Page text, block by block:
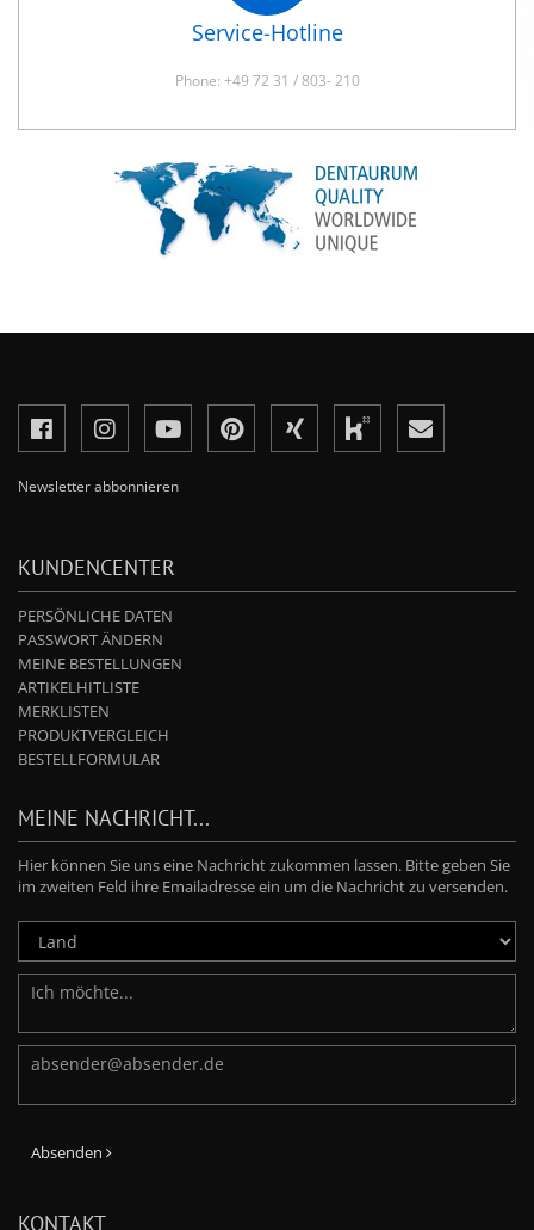
Service-Hotline
Phone: +49 72 31 / 803- 210
Newsletter abbonnieren
KUNDENCENTER
PERSÖNLICHE DATEN
PASSWORT ÄNDERN
MEINE BESTELLUNGEN
ARTIKELHITLISTE
MERKLISTEN
PRODUKTVERGLEICH
BESTELLFORMULAR
MEINE NACHRICHT...
Hier können Sie uns eine Nachricht zukommen lassen. Bitte geben Sie
im zweiten Feld ihre Emailadresse ein um die Nachricht zu versenden.
Absenden
KONTAKT